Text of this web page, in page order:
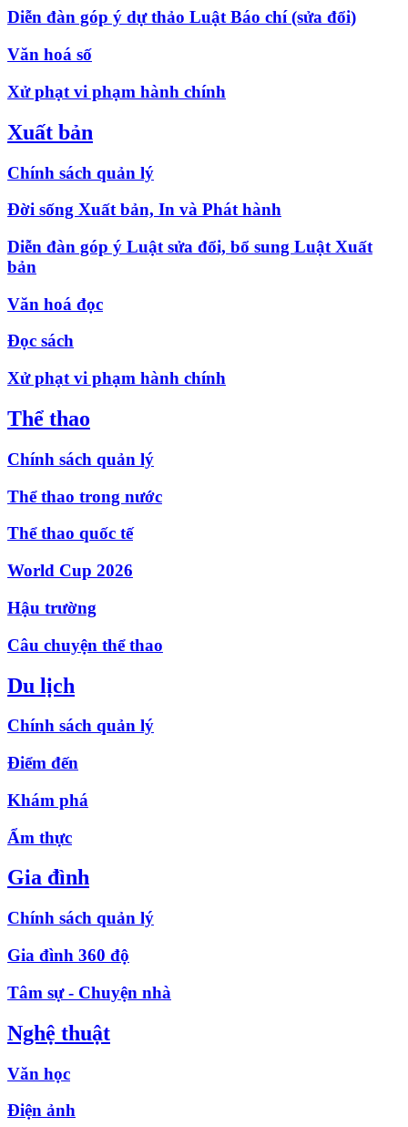
Diễn đàn góp ý dự thảo Luật Báo chí (sửa đổi)
Văn hoá số
Xử phạt vi phạm hành chính
Xuất bản
Chính sách quản lý
Đời sống Xuất bản, In và Phát hành
Diễn đàn góp ý Luật sửa đổi, bổ sung Luật Xuất
bản
Văn hoá đọc
Đọc sách
Xử phạt vi phạm hành chính
Thể thao
Chính sách quản lý
Thể thao trong nước
Thể thao quốc tế
World Cup 2026
Hậu trường
Câu chuyện thể thao
Du lịch
Chính sách quản lý
Điểm đến
Khám phá
Ẩm thực
Gia đình
Chính sách quản lý
Gia đình 360 độ
Tâm sự - Chuyện nhà
Nghệ thuật
Văn học
Điện ảnh